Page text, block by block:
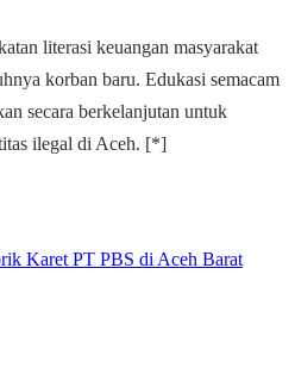
literasi keuangan masyarakat
korban baru. Edukasi semacam
secara berkelanjutan untuk
ilegal di Aceh. [*]
Karet PT PBS di Aceh Barat